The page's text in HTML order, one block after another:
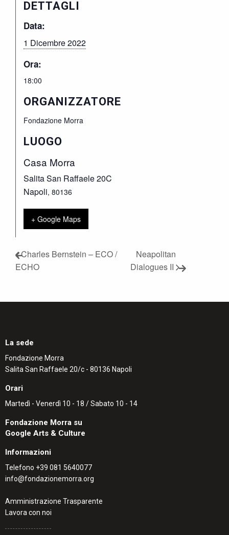
DETTAGLI
Data:
1 Dicembre 2022
Ora:
18:00
LUOGO
Casa Morra
Salita San Raffaele 20C
Napoli, 80136
+ Google Maps
ORGANIZZATORE
Fondazione Morra
Charles Bernstein – ECO /
ECHO
Neapolitan
Dialogues II
La sede
Fondazione Morra
Salita San Raffaele 20/c - 80136 Napoli
Orari
Martedì - Venerdì 10 - 18 / Sabato 10 - 14
Fondazione Morra su
Google Arts & Culture
Informazioni
Telefono +39 081 5640077
info@fondazionemorra.org
Amministrazione Trasparente
Lavora con noi